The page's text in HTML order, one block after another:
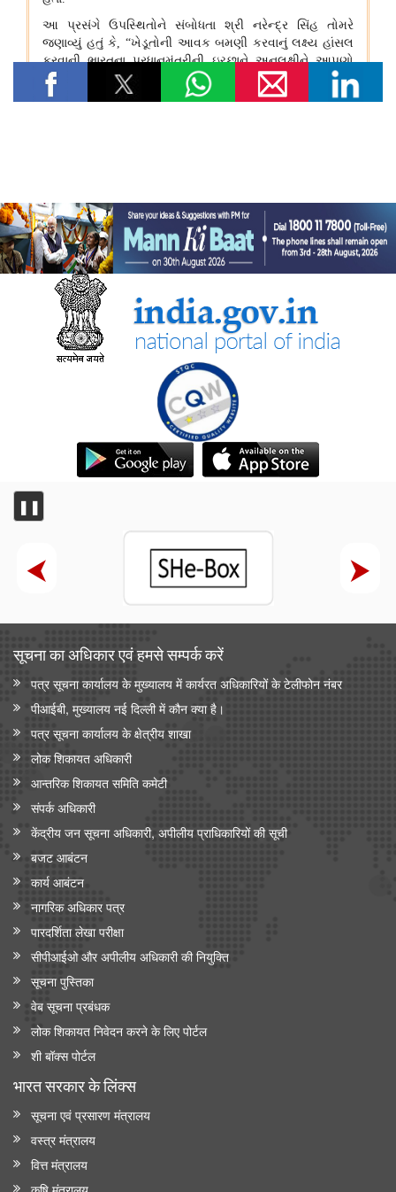
❚❚
सूचना का अधिकार एवं हमसे सम्‍पर्क करें
पत्र सूचना कार्यालय के मुख्यालय में कार्यरत अधिकारियों के टेलीफोन नंबर
पीआईबी, मुख्यालय नई दिल्ली में कौन क्या है।
पत्र सूचना कार्यालय के क्षेत्रीय शाखा
लोक शिकायत अधिकारी
आन्‍तरिक शिकायत समिति कमेटी
संपर्क अधिकारी
केंद्रीय जन सूचना अधिकारी, अपीलीय प्राधिकारियों की सूची
बजट आबंटन
कार्य आबंटन
नागरिक अधिकार पत्र
पारदर्शिता लेखा परीक्षा
सीपीआईओ और अपी‍लीय अधिकारी की नियुक्ति
सूचना पुस्तिका
वेब सूचना प्रबंधक
लोक शिकायत निवेदन करने के लिए पोर्टल
शी बॉक्स पोर्टल
भारत सरकार के लिंक्‍स
सूचना एवं प्रसारण मंत्रालय
वस्त्र मंत्रालय
वित्त मंत्रालय